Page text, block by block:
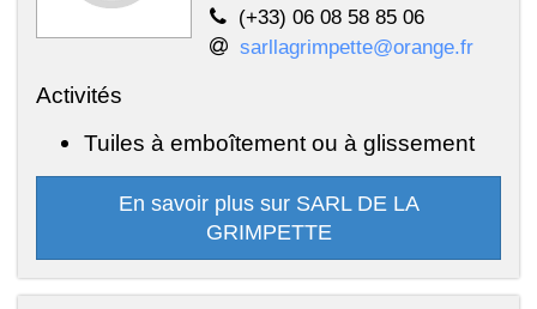
(+33) 06 08 58 85 06
sarllagrimpette@orange.fr
Activités
Tuiles à emboîtement ou à glissement
En savoir plus sur SARL DE LA
GRIMPETTE